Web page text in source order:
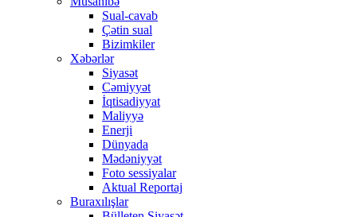
Sual-cavab
Çətin sual
Bizimkiler
Xəbərlər
Siyasət
Cəmiyyət
İqtisadiyyat
Maliyyə
Enerji
Dünyada
Mədəniyyət
Foto sessiyalar
Aktual Reportaj
Buraxılışlar